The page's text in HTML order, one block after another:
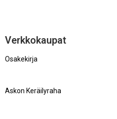
Verkkokaupat
Osakekirja
Askon Keräilyraha